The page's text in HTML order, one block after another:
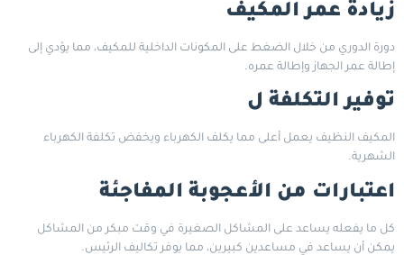
زيادة عمر المكيف
دورة الدوري من خلال الضغط على المكونات الداخلية للمكيف، مما يؤدي إلى
إطالة عمر الجهاز وإطالة عمره.
توفير التكلفة ل
المكيف النظيف يعمل أعلى مما يكلف الكهرباء ويخفض تكلفة الكهرباء
الشهرية.
اعتبارات من الأعجوبة المفاجئة
كل ما يفعله يساعد على المشاكل الصغيرة في وقت مبكر من المشاكل
يمكن أن يساعد في مساعدين كبيرين، مما يوفر تكاليف الرئيس.